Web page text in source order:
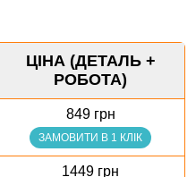
ЦІНА (ДЕТАЛЬ +
РОБОТА)
849 грн
ЗАМОВИТИ В 1 КЛІК
1449 грн